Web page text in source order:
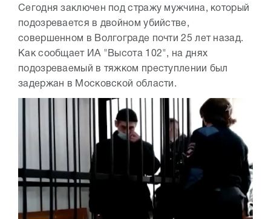
Сегодня заключен под стражу мужчина, который
подозревается в двойном убийстве,
совершенном в Волгограде почти 25 лет назад.
Как сообщает ИА "Высота 102", на днях
подозреваемый в тяжком преступлении был
задержан в Московской области.